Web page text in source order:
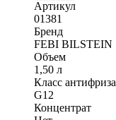
Артикул
01381
Бренд
FEBI BILSTEIN
Объем
1,50 л
Класс антифриза
G12
Концентрат